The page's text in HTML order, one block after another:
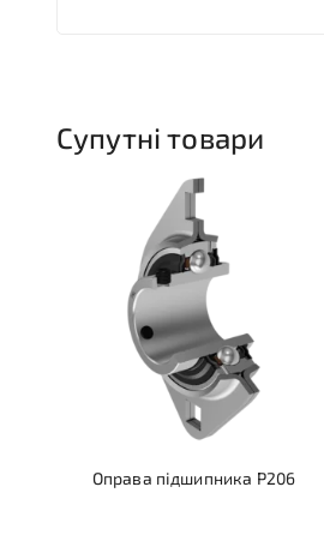
Супутні товари
Оправа підшипника Р206